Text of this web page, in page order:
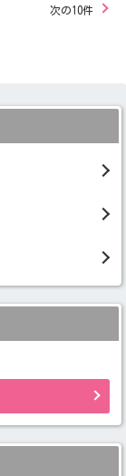
次の10件